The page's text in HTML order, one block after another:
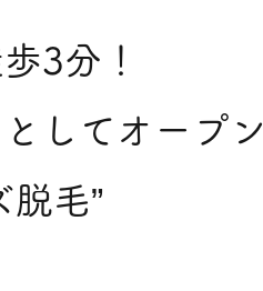
3分！
してオープン
脱毛”